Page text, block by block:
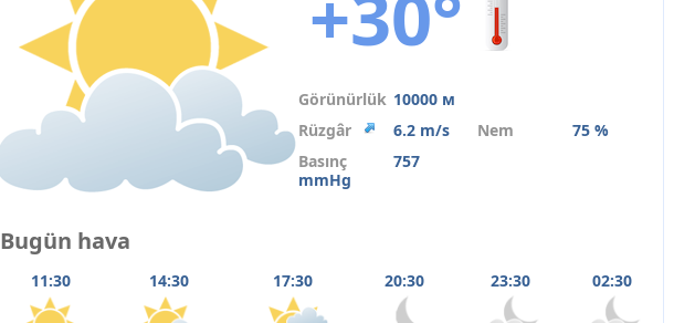
Görünürlük 10000 м
Rüzgâr
6.2 m/s Nem
75 %
Basınç
757
mmHg
Bugün hava
11:30 14:30 17:30 20:30 23:30 02:30